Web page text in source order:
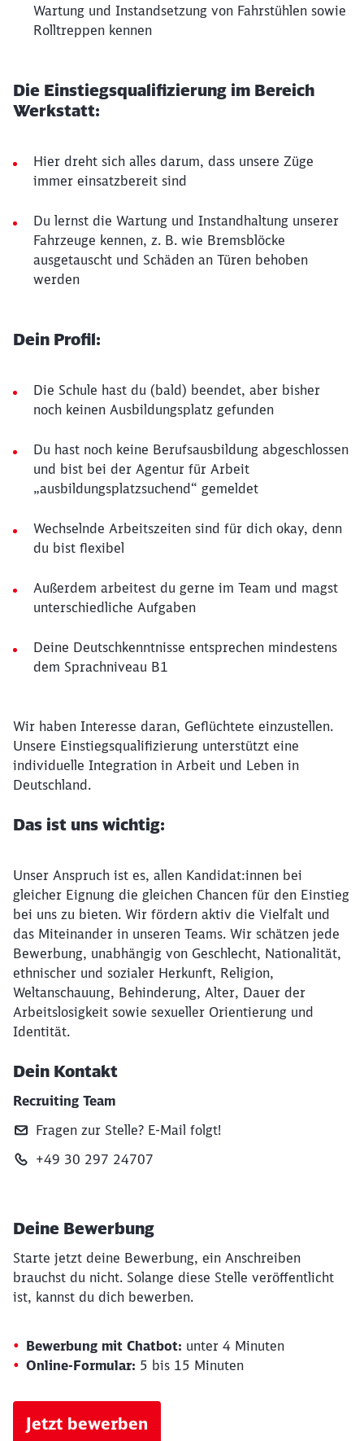
Wartung und Instandsetzung von Fahrstühlen sowie
Rolltreppen kennen
Die Einstiegsqualifizierung im Bereich
Werkstatt:
Hier dreht sich alles darum, dass unsere Züge
immer einsatzbereit sind
Du lernst die Wartung und Instandhaltung unserer
Fahrzeuge kennen, z. B. wie Bremsblöcke
ausgetauscht und Schäden an Türen behoben
werden
Dein Profil:
Die Schule hast du (bald) beendet, aber bisher
noch keinen Ausbildungsplatz gefunden
Du hast noch keine Berufsausbildung abgeschlossen
und bist bei der Agentur für Arbeit
„ausbildungsplatzsuchend“ gemeldet
Wechselnde Arbeitszeiten sind für dich okay, denn
du bist flexibel
Außerdem arbeitest du gerne im Team und magst
unterschiedliche Aufgaben
Deine Deutschkenntnisse entsprechen mindestens
dem Sprachniveau B1
Wir haben Interesse daran, Geflüchtete einzustellen.
Unsere Einstiegsqualifizierung unterstützt eine
individuelle Integration in Arbeit und Leben in
Deutschland.
Das ist uns wichtig:
Unser Anspruch ist es, allen Kandidat:innen bei
gleicher Eignung die gleichen Chancen für den Einstieg
bei uns zu bieten. Wir fördern aktiv die Vielfalt und
das Miteinander in unseren Teams. Wir schätzen jede
Bewerbung, unabhängig von Geschlecht, Nationalität,
ethnischer und sozialer Herkunft, Religion,
Weltanschauung, Behinderung, Alter, Dauer der
Arbeitslosigkeit sowie sexueller Orientierung und
Identität.
Dein Kontakt
Recruiting Team
Fragen zur Stelle? E‑Mail folgt!
+49 30 297 24707
Deine Bewerbung
Starte jetzt deine Bewerbung, ein Anschreiben
brauchst du nicht. Solange diese Stelle veröffentlicht
ist, kannst du dich bewerben.
Bewerbung mit Chatbot: unter 4 Minuten
Online-Formular: 5 bis 15 Minuten
Jetzt bewerben